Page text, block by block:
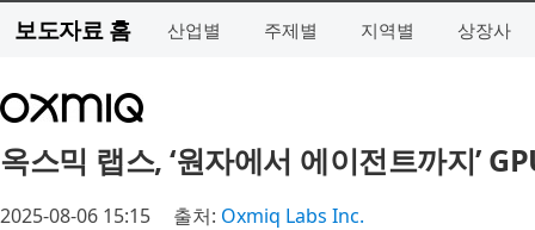
보도자료 홈 산업별 주제별 지역별 상장사
옥스믹 랩스, ‘원자에서 에이전트까지’
2025-08-06 15:15 출처: Oxmiq Labs Inc.